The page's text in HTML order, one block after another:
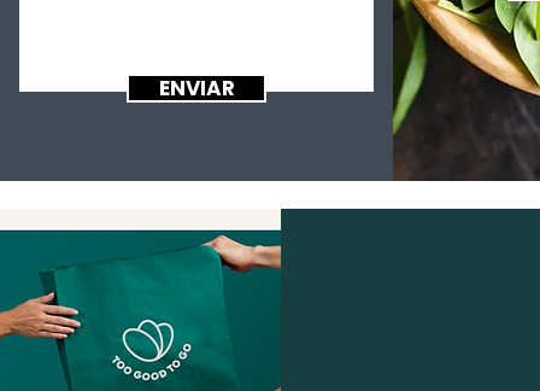
ENVIAR